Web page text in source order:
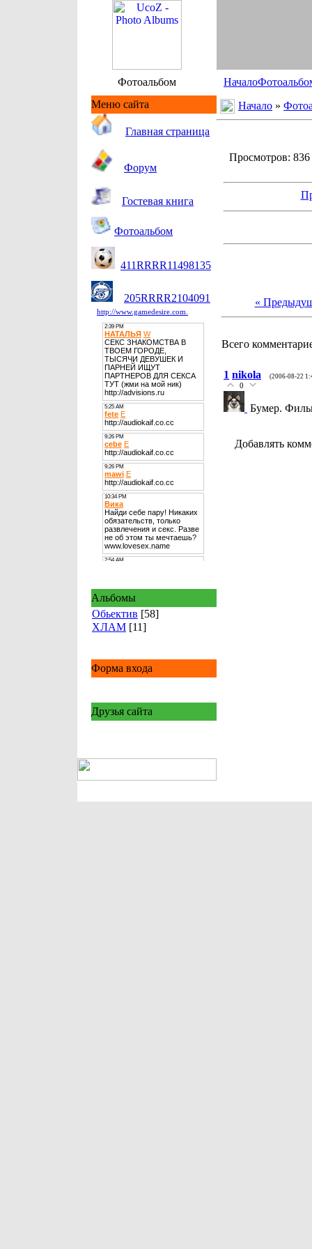
Фотоальбом Начало
Меню сайта
Главная страница
Форум
Гостевая книга
Фотоальбом
411RRRR11498135
205RRRR2104091
http://www.gamedesire.com.
Альбомы
Обьектив [58]
ХЛАМ [11]
Форма входа
Друзья сайта
Начало »
Просмотров:
«
Всего
1 nikola (2006-08-22
0
Бумер.
Добавлять